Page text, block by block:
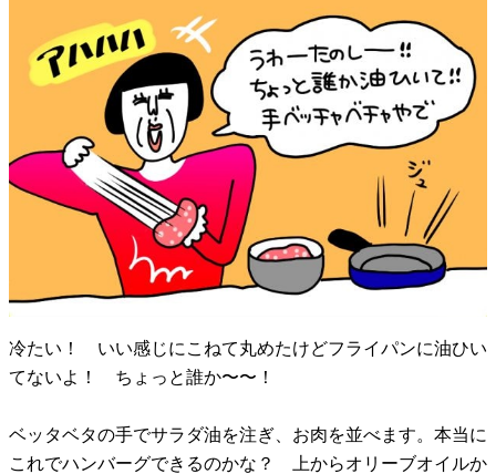
冷たい！ いい感じにこねて丸めたけどフライパンに油ひい
てないよ！ ちょっと誰か〜〜！
ベッタベタの手でサラダ油を注ぎ、お肉を並べます。本当に
これでハンバーグできるのかな？ 上からオリーブオイルか